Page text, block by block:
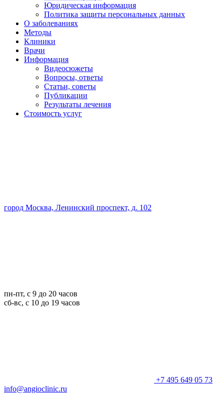
Юридическая информация
Политика защиты персональных данных
О заболеваниях
Методы
Клиники
Врачи
Информация
Видеосюжеты
Вопросы, ответы
Статьи, советы
Публикации
Результаты лечения
Стоимость услуг
город Москва, Ленинский проспект, д. 102
пн-пт, с 9 до 20 часов
сб-вс, с 10 до 19 часов
+7 495 649 05 73
info@angioclinic.ru